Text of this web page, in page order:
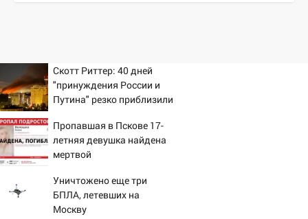
Скотт Риттер: 40 дней
"принуждения России и
Путина" резко приблизили
Пропавшая в Пскове 17-
летняя девушка найдена
мертвой
Уничтожено еще три
БПЛА, летевших на
Москву